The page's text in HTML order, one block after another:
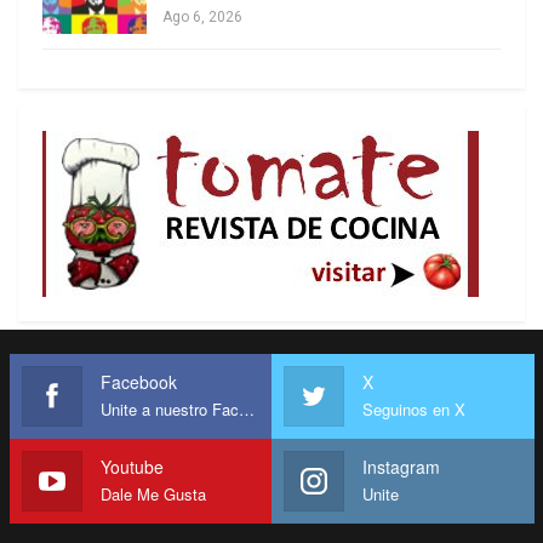
supuesto, en ese sistema de precios omite al
grado de concentración de los mercados y la
soviético en 1991.
Mises tuvo seguidores en los países
desarrollados como Friedrich Hayek, Murray
Rothbard, Hans Sennholz, George Reisman, Peter
Boettke, Roger Garrison, Manuel Ayau y Joseph
Ago 6, 2026
Facebook
Unite a nuestro Facebook
X
Seguinos en X
Youtube
Dale Me Gusta
Instagram
Unite